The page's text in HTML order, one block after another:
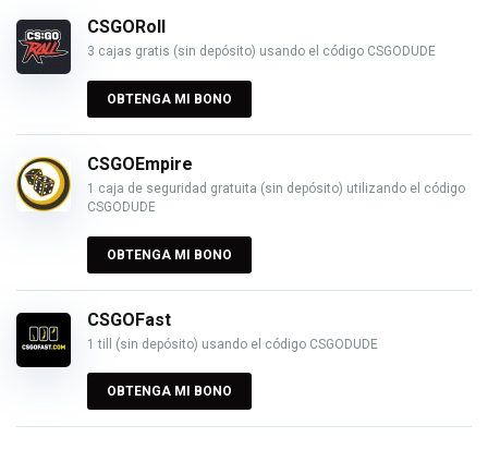
CSGORoll
3 cajas gratis (sin depósito) usando el código CSGODUDE
OBTENGA MI BONO
CSGOEmpire
1 caja de seguridad gratuita (sin depósito) utilizando el código
CSGODUDE
OBTENGA MI BONO
CSGOFast
1 till (sin depósito) usando el código CSGODUDE
OBTENGA MI BONO